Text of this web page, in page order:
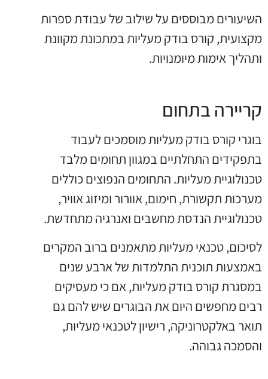
השיעורים מבוססים על שילוב של עבודת ספרות
מקצועית, קורס בודק מעליות במתכונת מקוונת
ותהליך אימות מיומנויות.
קריירה בתחום
בוגרי קורס בודק מעליות מוסמכים לעבוד
בתפקידים התחלתיים במגוון תחומים מלבד
טכנולוגיית מעליות. התחומים הנפוצים כוללים
מערכות תקשורת, חימום, אוורור ומיזוג אוויר,
טכנולוגיית הנדסת מחשבים ואנרגיה מתחדשת.
לסיכום, טכנאי מעליות מתאמנים ברוב המקרים
באמצעות תוכנית התלמדות של ארבע שנים
במסגרת קורס בודק מעליות, אם כי מעסיקים
רבים מחפשים היום את הבוגרים שיש להם גם
תואר באלקטרוניקה, רישיון לטכנאי מעליות,
והסמכה גבוהה.